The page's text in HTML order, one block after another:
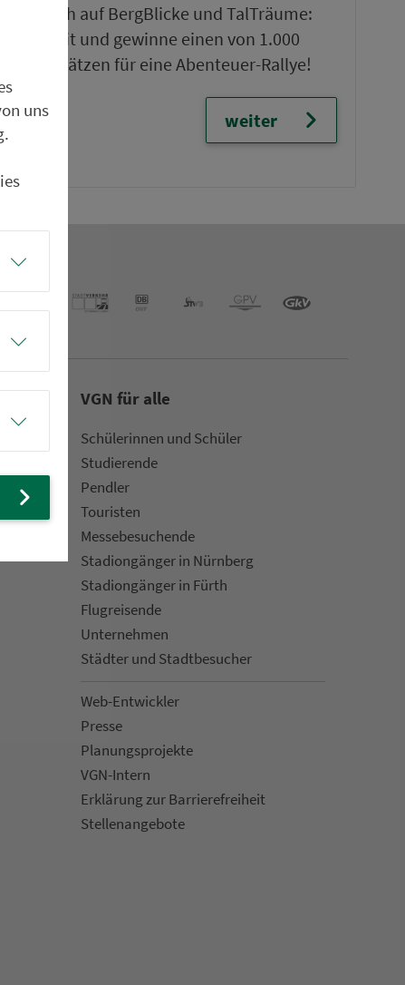
Freu dich auf BergBlicke und TalTräume:
Mach mit und gewinne einen von 1.000
Team-Plätzen für eine Abenteuer-Rallye!
weiter
VGN für alle
Schülerinnen und Schüler
Stu­die­rende
Pendler
Touristen
Mes­se­be­suchende
Sta­di­on­gän­ger in Nürn­berg
Sta­di­on­gän­ger in Fürth
Flug­rei­sen­de
Un­ter­neh­men
Städter und Stadt­be­su­cher
Web-Entwickler
Presse
Pla­nungs­pro­jekte
VGN-Intern
Erklärung zur Bar­ri­e­re­frei­heit
Stellenan­ge­bote
uns